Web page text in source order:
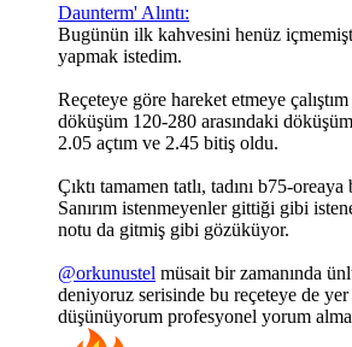
Daunterm' Alıntı:
Bugünün ilk kahvesini henüz
yapmak istedim.
Reçeteye göre hareket etmeye
döküşüm 120-280 arasındaki
2.05 açtım ve 2.45 bitiş oldu.
Çıktı tamamen tatlı, tadını b75-
Sanırım istenmeyenler gittiği gibi
notu da gitmiş gibi gözüküyor.
@orkunustel müsait bir zamanında
deniyoruz serisinde bu reçeteye de
düşünüyorum profesyonel yorum